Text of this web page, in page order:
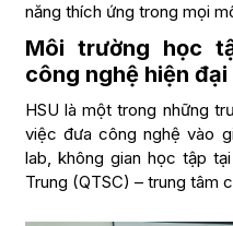
năng thích ứng trong mọi
Môi trường học
công nghệ hiện đại
HSU là một trong những
việc đưa công nghệ vào
lab, không gian học tập
Trung (QTSC) – trung tâm